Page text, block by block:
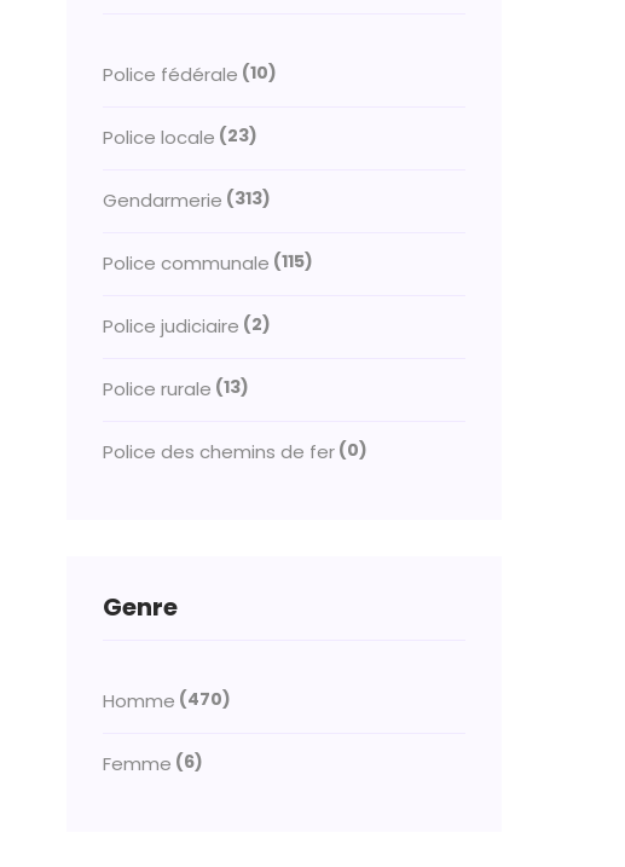
Police fédérale (10)
Police locale (23)
Gendarmerie (313)
Police communale (115)
Police judiciaire (2)
Police rurale (13)
Police des chemins de fer (0)
Genre
Homme (470)
Femme (6)